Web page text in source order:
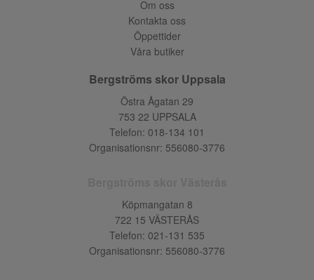
Om oss
Kontakta oss
Öppettider
Våra butiker
Bergströms skor Uppsala
Östra Ågatan 29
753 22 UPPSALA
Telefon: 018-134 101
Organisationsnr: 556080-3776
Köpmangatan 8
722 15 VÄSTERÅS
Telefon: 021-131 535
Organisationsnr: 556080-3776